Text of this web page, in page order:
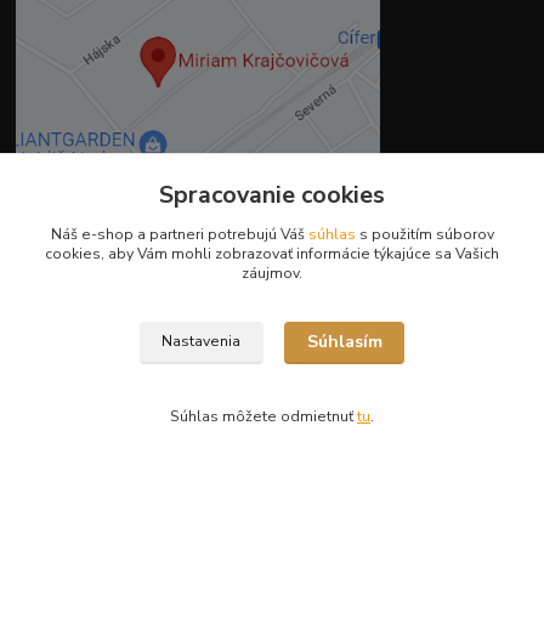
Kontakty
+421 944 394 715
Spracovanie cookies
Náš e-shop a partneri potrebujú Váš súhlas s použitím súborov
cookies, aby Vám mohli zobrazovať informácie týkajúce sa Vašich
záujmov.
Nastavenia Súhlasím
Súhlas môžete odmietnuťtu.